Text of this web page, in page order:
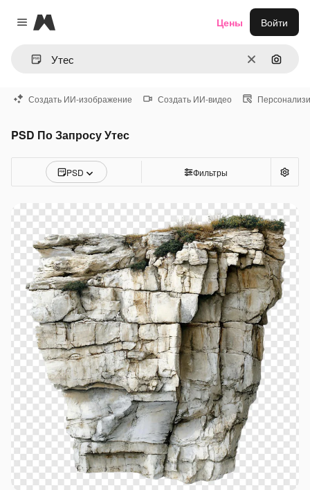
Close menu
Magnific
ОчиститьПоиск
Цены Войти
Создать ИИ-изображение Создать ИИ-видео
PSD По Запросу Утес
PSD Фильтры